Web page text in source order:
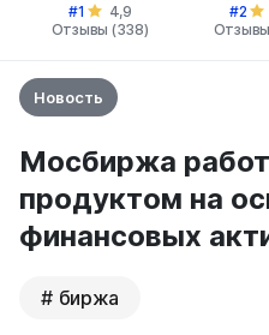
#1
4,9
Отзывы (338)
#2
Новость
Мосбиржа
продуктом на
финансовых
биржа